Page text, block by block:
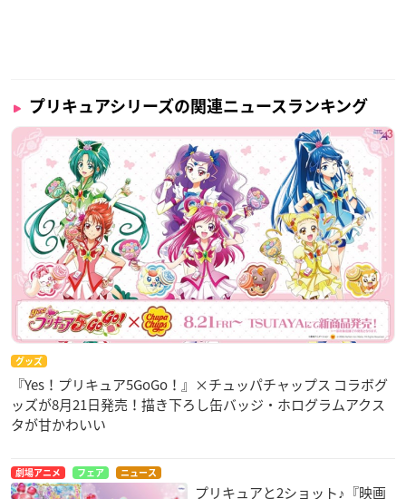
プリキュアシリーズの関連ニュースランキング
グッズ
『Yes！プリキュア5GoGo！』×チュッパチャップス コラボグ
ッズが8月21日発売！描き下ろし缶バッジ・ホログラムアクス
タが甘かわいい
劇場アニメ フェア ニュース
プリキュアと2ショット♪『映画